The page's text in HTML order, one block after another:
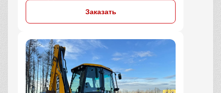
Заказать